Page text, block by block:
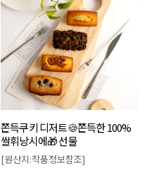
쫀득쿠키 디저트🍪쫀득한 100%
쌀휘낭시에🎁 선물
[원산지:작품정보참조]